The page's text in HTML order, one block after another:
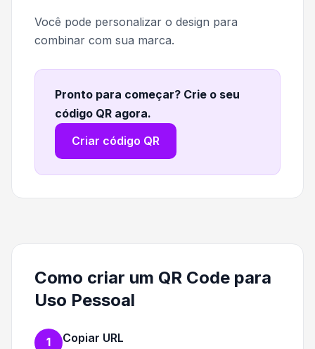
Você pode personalizar o design para
combinar com sua marca.
Pronto para começar? Crie o seu
código QR agora.
Criar código QR
Como criar um QR Code para
Uso Pessoal
1 Copiar URL